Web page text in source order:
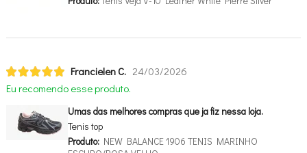
Francielen C. 24/03/2026
Eu recomendo esse produto.
Umas das melhores compras que ja fiz nessa loja.
Tenis top
Produto:NEW BALANCE 1906 TENIS MARINHO